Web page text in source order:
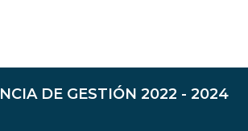
DE GESTIÓN 2022 - 2024